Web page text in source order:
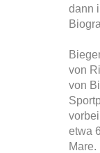
dann
von
von
etwa
Mare.